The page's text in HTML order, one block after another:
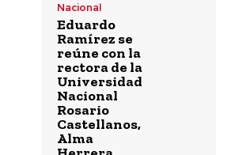
Nacional
Eduardo
Ramírez se
reúne con la
rectora de la
Universidad
Nacional
Rosario
Castellanos,
Alma